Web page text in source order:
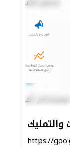
والتمليك